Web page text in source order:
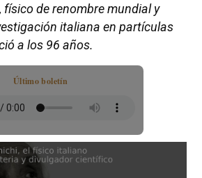
de renombre mundial y
italiana en partículas
a los 96 años.
Último boletín